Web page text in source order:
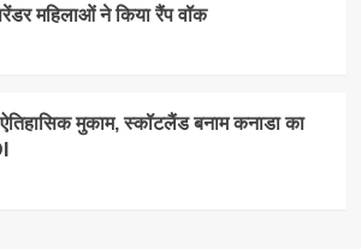
महिलाओं ने किया रैंप वॉक
मुकाम, स्कॉटलैंड बनाम कनाडा का